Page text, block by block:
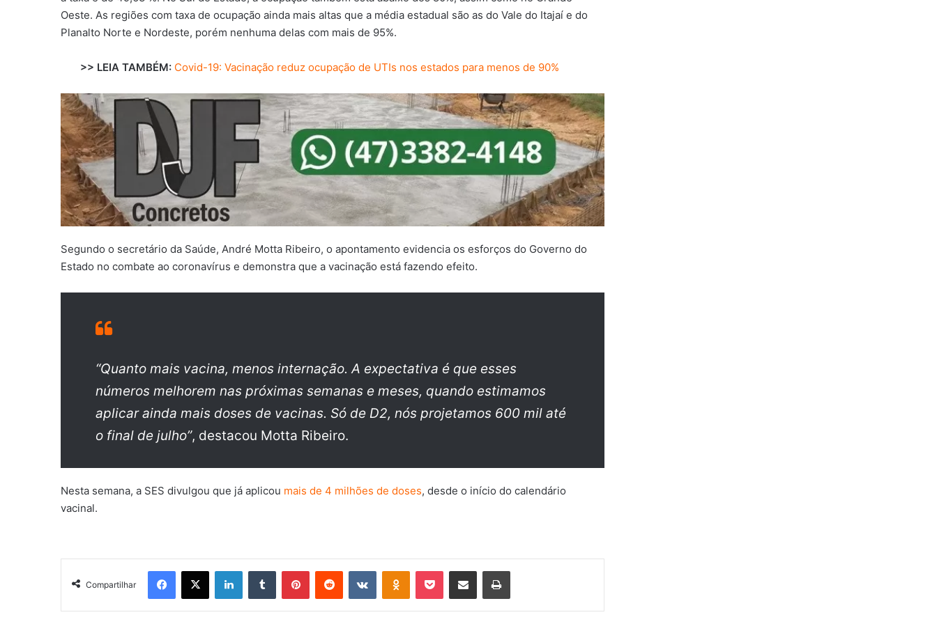
Oeste. As regiões com taxa de ocupação ainda mais altas que a média estadual são as do Vale do Itajaí e do
Planalto Norte e Nordeste, porém nenhuma delas com mais de 95%.
>> LEIA TAMBÉM: Covid-19: Vacinação reduz ocupação de UTIs nos estados para menos de 90%
Segundo o secretário da Saúde, André Motta Ribeiro, o apontamento evidencia os esforços do Governo do
Estado no combate ao coronavírus e demonstra que a vacinação está fazendo efeito.
“Quanto mais vacina, menos internação. A expectativa é que esses
números melhorem nas próximas semanas e meses, quando estimamos
aplicar ainda mais doses de vacinas. Só de D2, nós projetamos 600 mil até
o final de julho”, destacou Motta Ribeiro.
Nesta semana, a SES divulgou que já aplicou mais de 4 milhões de doses, desde o início do calendário
vacinal.
Compartilhar